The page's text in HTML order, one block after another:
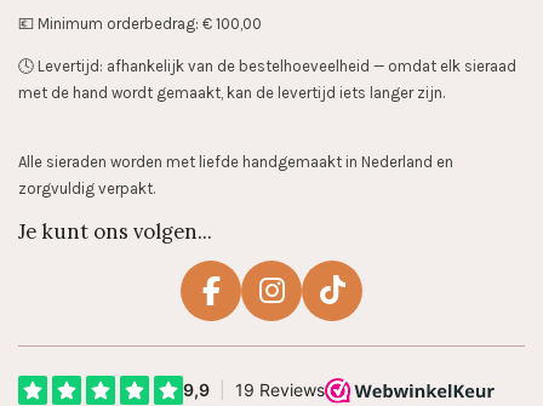
💶 Minimum orderbedrag: € 100,00
🕓 Levertijd: afhankelijk van de bestelhoeveelheid — omdat elk sieraad
met de hand wordt gemaakt, kan de levertijd iets langer zijn.
Alle sieraden worden met liefde handgemaakt in Nederland en
zorgvuldig verpakt.
Je kunt ons volgen...
F
e
I
t
T
T